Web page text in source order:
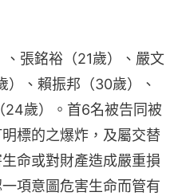
張銘裕（21歲）、嚴文
、賴振邦（30歲）、
歲）。首6名被告同被
標的之爆炸，及屬交替
命或對財產造成嚴重損
項意圖危害生命而管有